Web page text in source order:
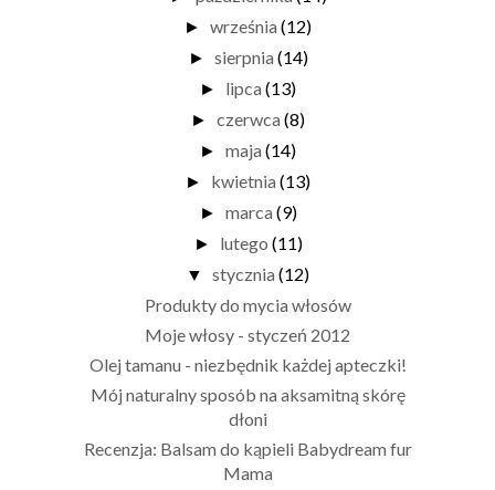
► września (12)
► sierpnia (14)
► lipca (13)
► czerwca (8)
► maja (14)
► kwietnia (13)
► marca (9)
► lutego (11)
▼ stycznia (12)
Produkty do mycia włosów
Moje włosy - styczeń 2012
Olej tamanu - niezbędnik każdej apteczki!
Mój naturalny sposób na aksamitną skórę
dłoni
Recenzja: Balsam do kąpieli Babydream fur
Mama